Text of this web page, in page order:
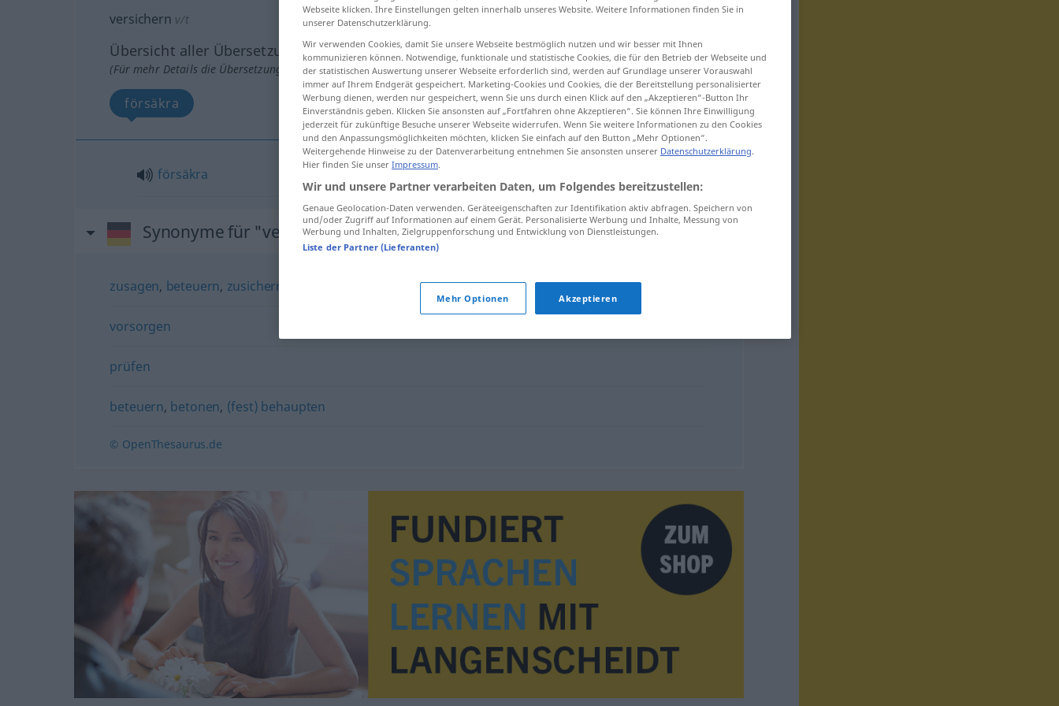
versichern v/t
Übersicht aller Übersetzungen
(Für mehr Details die Übersetzung anklicken/antippen)
försäkra
försäkra
Synonyme für "versichern"
zusagen, beteuern, zusichern
vorsorgen
prüfen
beteuern, betonen, (fest) behaupten
© OpenThesaurus.de
Webseite klicken. Ihre Einstellungen gelten innerhalb unseres Website. Weitere Informationen finden Sie in
unserer Datenschutzerklärung.
Wir verwenden Cookies, damit Sie unsere Webseite bestmöglich nutzen und wir besser mit Ihnen
kommunizieren können. Notwendige, funktionale und statistische Cookies, die für den Betrieb der Webseite und
der statistischen Auswertung unserer Webseite erforderlich sind, werden auf Grundlage unserer Vorauswahl
immer auf Ihrem Endgerät gespeichert. Marketing-Cookies und Cookies, die der Bereitstellung personalisierter
Werbung dienen, werden nur gespeichert, wenn Sie uns durch einen Klick auf den „Akzeptieren“-Button Ihr
Einverständnis geben. Klicken Sie ansonsten auf „Fortfahren ohne Akzeptieren“. Sie können Ihre Einwilligung
jederzeit für zukünftige Besuche unserer Webseite widerrufen. Wenn Sie weitere Informationen zu den Cookies
und den Anpassungsmöglichkeiten möchten, klicken Sie einfach auf den Button „Mehr Optionen“.
Weitergehende Hinweise zu der Datenverarbeitung entnehmen Sie ansonsten unserer Datenschutzerklärung.
Hier finden Sie unser Impressum.
Wir und unsere Partner verarbeiten Daten, um Folgendes bereitzustellen:
Genaue Geolocation-Daten verwenden. Geräteeigenschaften zur Identifikation aktiv abfragen. Speichern von
und/oder Zugriff auf Informationen auf einem Gerät. Personalisierte Werbung und Inhalte, Messung von
Werbung und Inhalten, Zielgruppenforschung und Entwicklung von Dienstleistungen.
Liste der Partner (Lieferanten)
Mehr Optionen Akzeptieren